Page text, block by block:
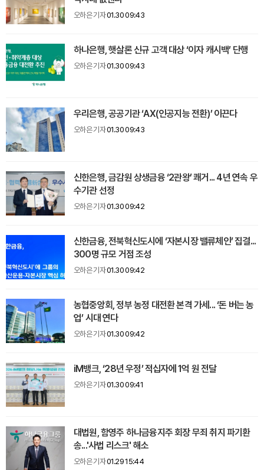
오하은 기자01.30 09:43
하나은행, 햇살론 신규 고객 대상 ‘이자 캐시백’ 단행
오하은 기자01.30 09:43
우리은행, 공공기관 ‘AX(인공지능 전환)’ 이끈다
오하은 기자01.30 09:43
신한은행, 금감원 상생금융 ‘2관왕’ 쾌거... 4년 연속 우
수기관 선정
오하은 기자01.30 09:42
신한금융, 전북혁신도시에 ‘자본시장 밸류체인’ 집결...
300명 규모 거점 조성
오하은 기자01.30 09:42
농협중앙회, 정부 농정 대전환 본격 가세... ‘돈 버는 농
업’ 시대 연다
오하은 기자01.30 09:42
iM뱅크, ‘28년 우정’ 적십자에 1억 원 전달
오하은 기자01.30 09:41
대법원, 함영주 하나금융지주 회장 무죄 취지 파기환
송...'사법 리스크' 해소
오하은 기자01.29 15:44